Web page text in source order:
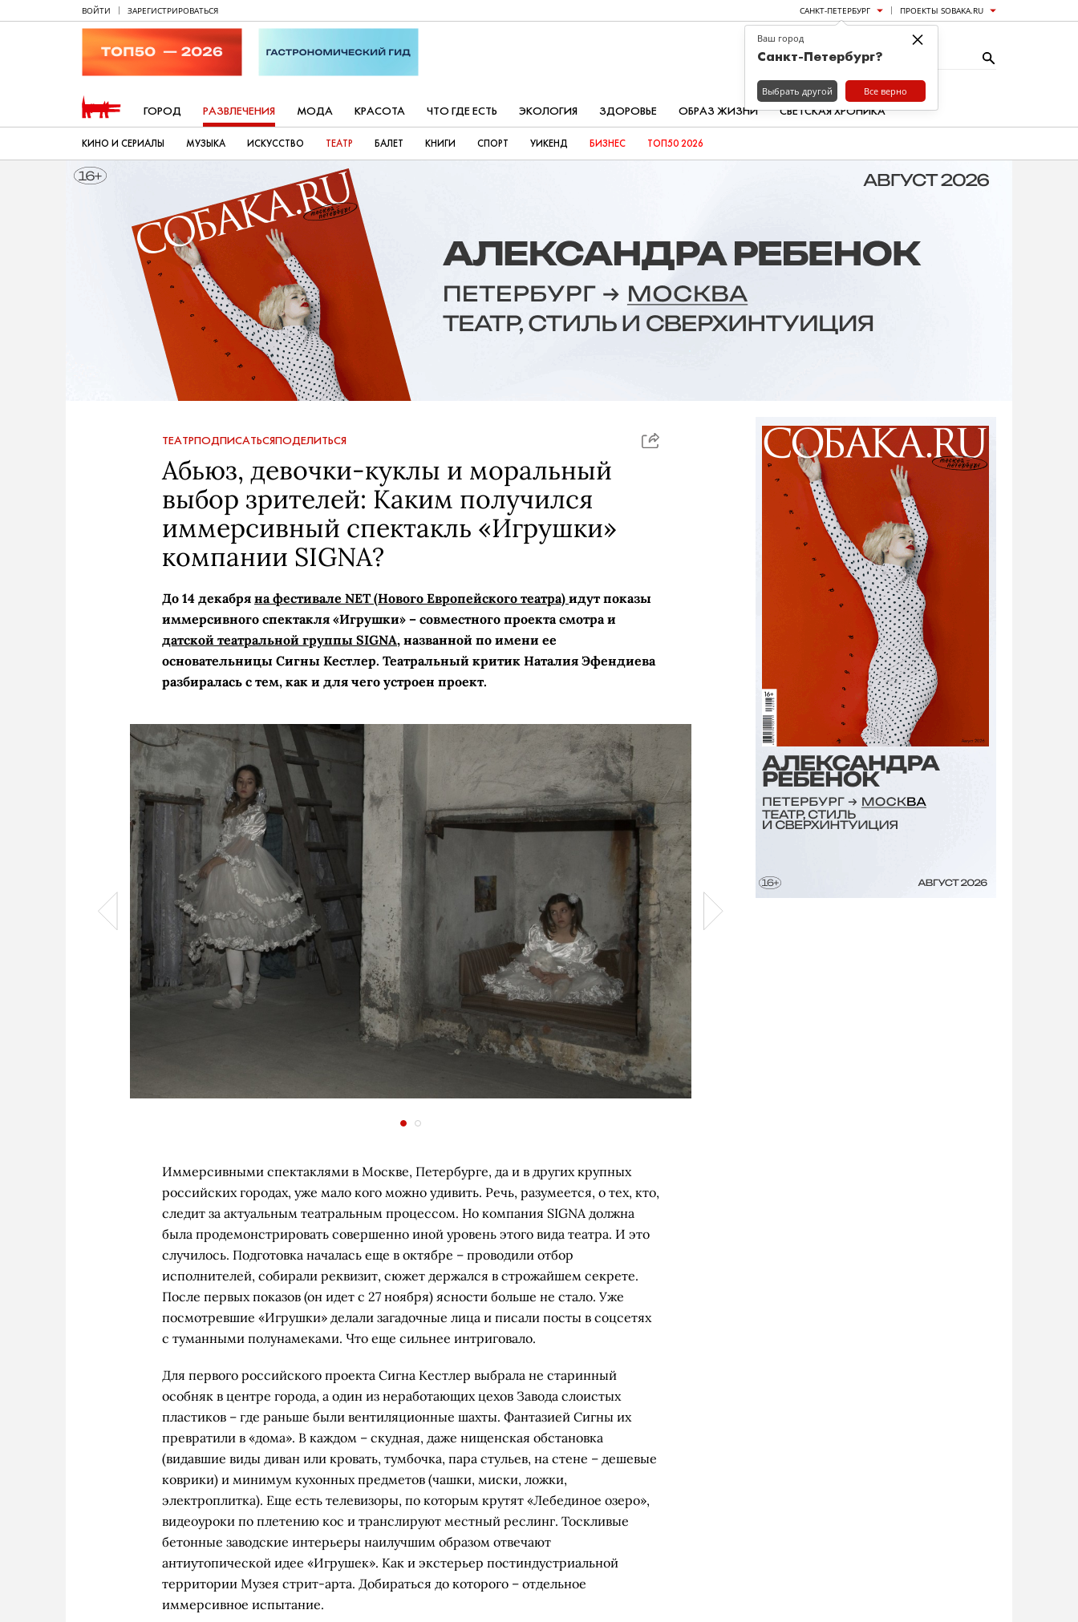
ВОЙТИ ЗАРЕГИСТРИРОВАТЬСЯ САНКТ-ПЕТЕРБУРГ ПРОЕКТЫ SOBAKA.RU
ГОРОД РАЗВЛЕЧЕНИЯ МОДА КРАСОТА ЧТО ГДЕ ЕСТЬ ЭКОЛОГИЯ ЗДОРОВЬЕ ОБРАЗ ЖИЗНИ СВЕТСКАЯ ХРОНИКА
КИНО И СЕРИАЛЫ МУЗЫКА ИСКУССТВО ТЕАТР БАЛЕТ КНИГИ СПОРТ УИКЕНД БИЗНЕС ТОП50 2026
ТЕАТРПОДПИСАТЬСЯПОДЕЛИТЬСЯ
Абьюз, девочки-куклы и моральный
выбор зрителей: Каким получился
иммерсивный спектакль «Игрушки»
компании SIGNA?
До 14 декабря на фестивале NET (Нового Европейского театра) идут показы
иммерсивного спектакля «Игрушки» – совместного проекта смотра и
датской театральной группы SIGNA, названной по имени ее
основательницы Сигны Кестлер. Театральный критик Наталия Эфендиева
разбиралась с тем, как и для чего устроен проект.
Иммерсивными спектаклями в Москве, Петербурге, да и в других крупных
российских городах, уже мало кого можно удивить. Речь, разумеется, о тех, кто,
следит за актуальным театральным процессом. Но компания SIGNA должна
была продемонстрировать совершенно иной уровень этого вида театра. И это
случилось. Подготовка началась еще в октябре – проводили отбор
исполнителей, собирали реквизит, сюжет держался в строжайшем секрете.
После первых показов (он идет с 27 ноября) ясности больше не стало. Уже
посмотревшие «Игрушки» делали загадочные лица и писали посты в соцсетях
с туманными полунамеками. Что еще сильнее интриговало.
Для первого российского проекта Сигна Кестлер выбрала не старинный
особняк в центре города, а один из неработающих цехов Завода слоистых
пластиков – где раньше были вентиляционные шахты. Фантазией Сигны их
превратили в «дома». В каждом – скудная, даже нищенская обстановка
(видавшие виды диван или кровать, тумбочка, пара стульев, на стене – дешевые
коврики) и минимум кухонных предметов (чашки, миски, ложки,
электроплитка). Еще есть телевизоры, по которым крутят «Лебединое озеро»,
видеоуроки по плетению кос и транслируют местный реслинг. Тоскливые
бетонные заводские интерьеры наилучшим образом отвечают
антиутопической идее «Игрушек». Как и экстерьер постиндустриальной
территории Музея стрит-арта. Добираться до которого – отдельное
иммерсивное испытание.
×
Ваш город
Санкт-Петербург?
Выбрать другой Все верно